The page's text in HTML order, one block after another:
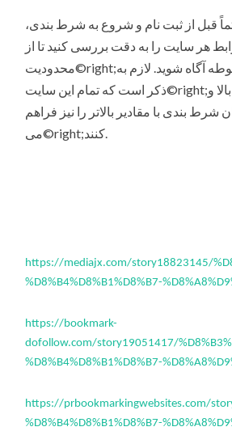
قبل از ثبت نام و شروع به شرط بندی،
هر سایت را به دقت بررسی کنید تا از
محدودیت©right;ها و الزامات مربوطه آگاه شوید. لازم به
ذکر است که تمام این سایت©right;ها دارای اعتبار بالا و
شرط بندی با مقادیر بالاتر را نیز فراهم
می©right;کنند.
https://mediajx.com/story18823145/
%D8%B4%D8%B1%D8%B7-
https://bookmark-
dofollow.com/story19051417/
%D8%B4%D8%B1%D8%B7-
https://prbookmarkingwebsites.com/
%D8%B4%D8%B1%D8%B7-